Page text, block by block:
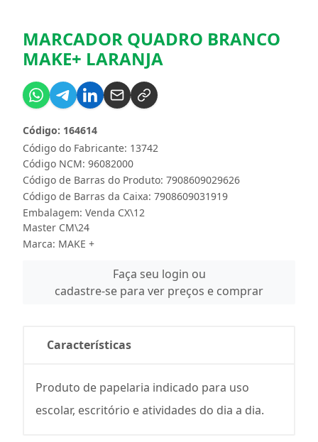
MARCADOR QUADRO BRANCO
MAKE+ LARANJA
Código do Fabricante: 13742
Código: 164614
Código NCM: 96082000
Código de Barras do Produto: 7908609029626
Código de Barras da Caixa: 7908609031919
Embalagem: Venda CX\12
Master CM\24
Marca: MAKE +
Faça seu login ou
cadastre-se para ver preços e comprar
Características
Produto de papelaria indicado para uso
escolar, escritório e atividades do dia a dia.